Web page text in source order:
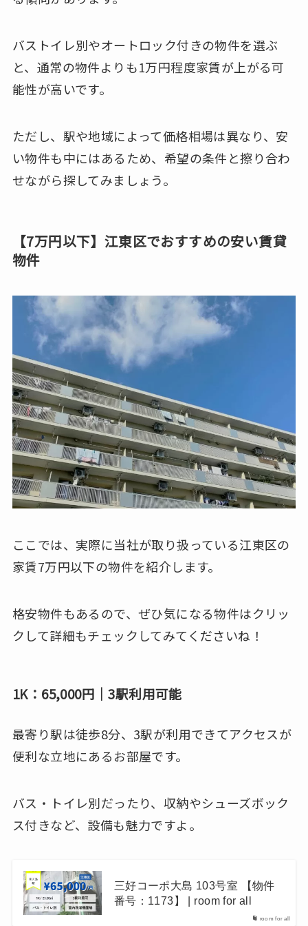
バストイレ別やオートロック付きの物件を選ぶ
と、通常の物件よりも1万円程度家賃が上がる可
能性が高いです。
ただし、駅や地域によって価格相場は異なり、安
い物件も中にはあるため、希望の条件と擦り合わ
せながら探してみましょう。
【7万円以下】江東区でおすすめの安い賃貸
物件
ここでは、実際に当社が取り扱っている江東区の
家賃7万円以下の物件を紹介します。
格安物件もあるので、ぜひ気になる物件はクリッ
クして詳細もチェックしてみてくださいね！
1K：65,000円｜3駅利用可能
最寄り駅は徒歩8分、3駅が利用できてアクセスが
便利な立地にあるお部屋です。
バス・トイレ別だったり、収納やシューズボック
ス付きなど、設備も魅力ですよ。
room for all
三好コーポ大島 103号室 【物件
番号：1173】 | room for all